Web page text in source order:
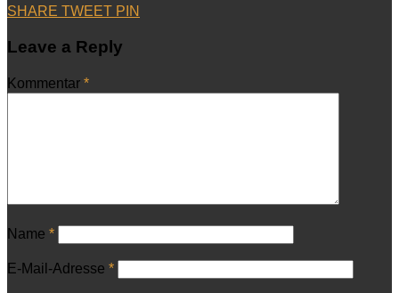
SHARE TWEET PIN
Leave a Reply
Kommentar *
Name *
E-Mail-Adresse *